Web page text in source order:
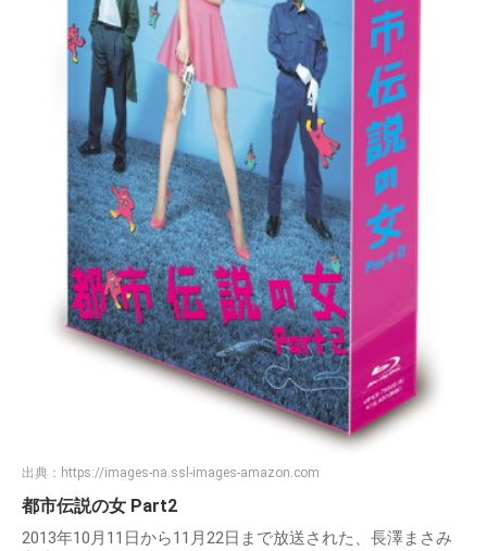
出典： https://images-na.ssl-images-amazon.com
都市伝説の女 Part2
2013年10月11日から11月22日まで放送された、長澤まさみ